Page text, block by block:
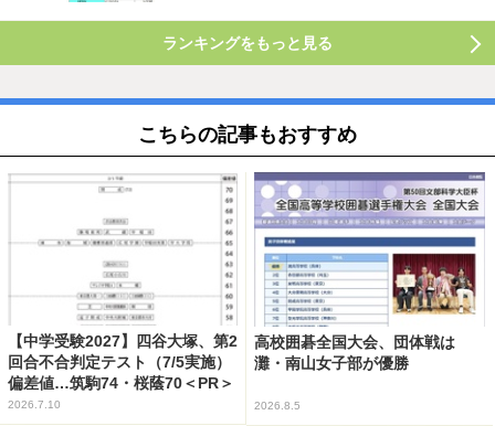
ランキングをもっと見る
こちらの記事もおすすめ
【中学受験2027】四谷大塚、第2
回合不合判定テスト（7/5実施）
偏差値…筑駒74・桜蔭70＜PR＞
2026.7.10
高校囲碁全国大会、団体戦は
灘・南山女子部が優勝
2026.8.5